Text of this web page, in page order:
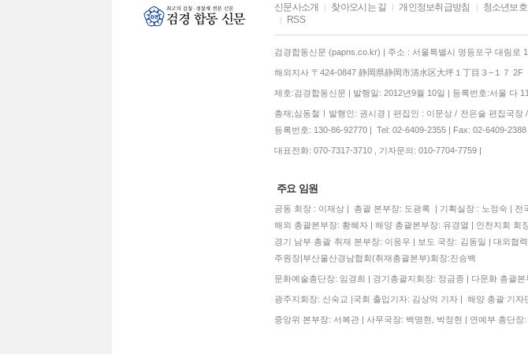
신문사소개 찾아오시는 길 개인정보취급방침 청소년보
RSS
검경합동신문 (papns.co.kr) | 주소 : 서울특별시 영등포구 대림
해외지사 〒424-0847 静岡県静岡市清水区大坪１丁目３−１７ 2F
제호:검경합동신문 | 발행일: 2012년9월 10일 | 등록번호:서울 다
총재;심동철ㅣ발행인: 권시경 | 편집인 : 이문상 / 전은술 편집국
등록번호: 130-86-92770 | Tel: 02-6409-2355 | Fax: 02-6409-2388
대표전화: 070-7317-3710 , 기자문의: 010-7704-7759 |
주요 임원
공동 회장 : 이재상 | 총괄 본부장: 도광록 | 기획실장 : 노정숙 |
해외 총괄본부장: 황혜자 | 해양 총괄본부장: 유경열 | 인천지회
경기 남부 총괄 취재 본부장: 이응우 | 보도 국장: 김동일 | 대외협
주원장|부산울산경남협회(취재총괄본부)회장:진승백
문화예술총단장: 임경희 | 경기총괄지회장: 정금종 | 다문화 총괄
광주지회장: 신숙교 |국회 출입기자: 김상억 기자 | 해양 총괄 기
중앙위 본부장: 서복관 | 사무국장: 백명현, 박정현 | 연예부 총단